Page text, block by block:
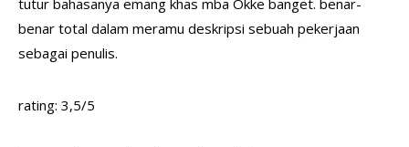
tutur bahasanya emang khas mba Okke banget. benar-
benar total dalam meramu deskripsi sebuah pekerjaan
sebagai penulis.
rating: 3,5/5